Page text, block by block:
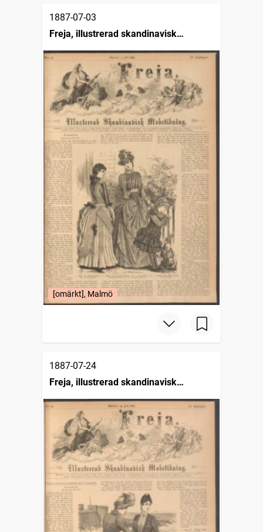
1887-07-03
Freja, illustrerad skandinavisk
[omärkt], Malmö
1887-07-24
Freja, illustrerad skandinavisk
modetidning